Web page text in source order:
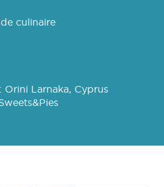
culinaire
Orini Larnaka, Cyprus